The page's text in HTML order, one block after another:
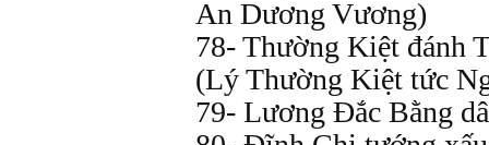
An Dương Vương)
78- Thường Kiệt đánh
(Lý Thường Kiệt tức
79- Lương Đắc Bằng